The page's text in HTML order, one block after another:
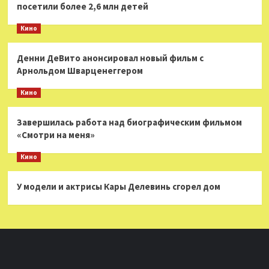
посетили более 2,6 млн детей
Кино
Денни ДеВито анонсировал новый фильм с
Арнольдом Шварценеггером
Кино
Завершилась работа над биографическим фильмом
«Смотри на меня»
Кино
У модели и актрисы Кары Делевинь сгорел дом